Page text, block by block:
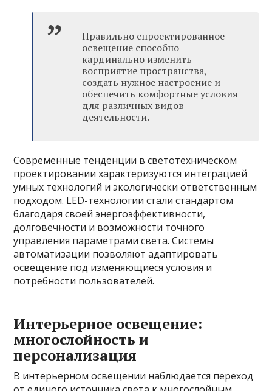
Правильно спроектированное
освещение способно
кардинально изменить
восприятие пространства,
создать нужное настроение и
обеспечить комфортные условия
для различных видов
деятельности.
Современные тенденции в светотехническом
проектировании характеризуются интеграцией
умных технологий и экологически ответственным
подходом. LED-технологии стали стандартом
благодаря своей энергоэффективности,
долговечности и возможности точного
управления параметрами света. Системы
автоматизации позволяют адаптировать
освещение под изменяющиеся условия и
потребности пользователей.
Интерьерное освещение:
многослойность и
персонализация
В интерьерном освещении наблюдается переход